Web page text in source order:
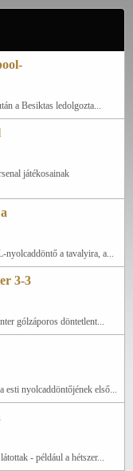
a Besiktas ledolgozta...
játékosainak
nyolcaddöntő a tavalyira, a...
3-3
gólzáporos döntetlent...
esti nyolcaddöntőjének első...
- például a hétszer...